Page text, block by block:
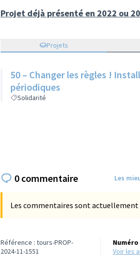
Projet déjà présenté en 2022 ou
Projets
50 – Changer les règles !
périodiques
Solidarité
0 commentaire Les
Les commentaires sont actuellement
Référence : tours-PROP-
2024-11-1551
voir les